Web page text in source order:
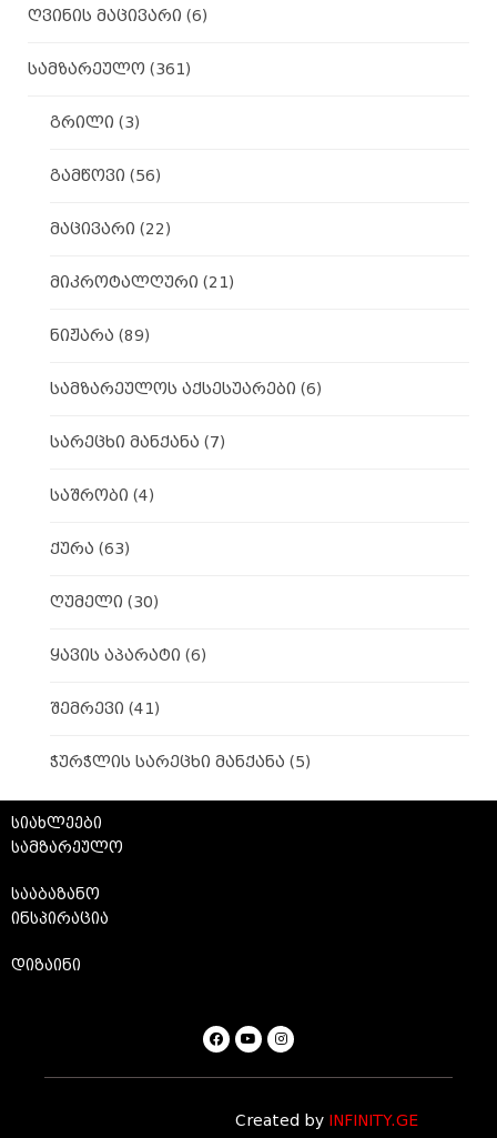
ღვინის მაცივარი (6)
სამზარეულო (361)
გრილი (3)
გამწოვი (56)
მაცივარი (22)
მიკროტალღური (21)
ნიჟარა (89)
სამზარეულოს აქსესუარები (6)
სარეცხი მანქანა (7)
საშრობი (4)
ქურა (63)
ღუმელი (30)
ყავის აპარატი (6)
შემრევი (41)
ჭურჭლის სარეცხი მანქანა (5)
სიახლეები
სამზარეულო
სააბაზანო
ინსპირაცია
დიზაინი
Created by INFINITY.GE